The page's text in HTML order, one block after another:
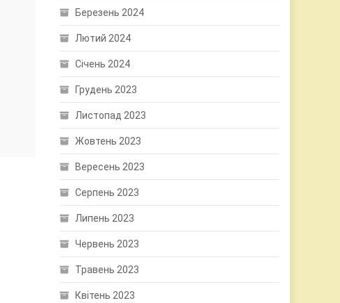
Березень 2024
Лютий 2024
Січень 2024
Грудень 2023
Листопад 2023
Жовтень 2023
Вересень 2023
Серпень 2023
Липень 2023
Червень 2023
Травень 2023
Квітень 2023